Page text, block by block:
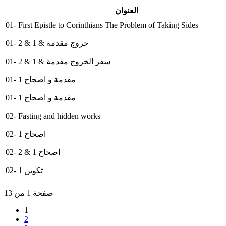
العنوان
01- First Epistle to Corinthians The Problem of Taking Sides
01- خروج مقدمة & 1 & 2
01- سفر الخروج مقدمة & 1 & 2
01- مقدمة و اصحاح 1
01- مقدمة و اصحاح 1
02- Fasting and hidden works
02- اصحاح 1
02- اصحاح 1 & 2
02- تكوين 1
صفحة 1 من 13
1
2